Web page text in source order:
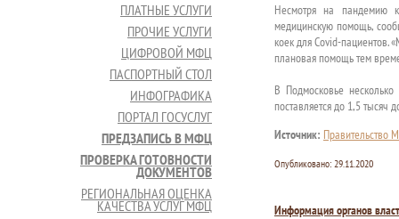
ПЛАТНЫЕ УСЛУГИ
ПРОЧИЕ УСЛУГИ
ЦИФРОВОЙ МФЦ
ПАСПОРТНЫЙ СТОЛ
ИНФОГРАФИКА
ПОРТАЛ ГОСУСЛУГ
ПРЕДЗАПИСЬ В МФЦ
ПРОВЕРКА ГОТОВНОСТИ
ДОКУМЕНТОВ
РЕГИОНАЛЬНАЯ ОЦЕНКА
КАЧЕСТВА УСЛУГ МФЦ
Несмотря на пандемию
медицинскую помощь,
коек для Covid-пациентов.
плановая помощь тем
В Подмосковье
поставляется до 1,5 тысяч
Источник: Правительство
Опубликовано: 29.11.2020
Информация органов